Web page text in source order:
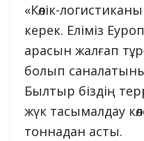
«Көлік-
керек. Еліміз
арасын жалғап
болып саналатыны
Былтыр біздің
жүк тасымалдау
тоннадан асты.